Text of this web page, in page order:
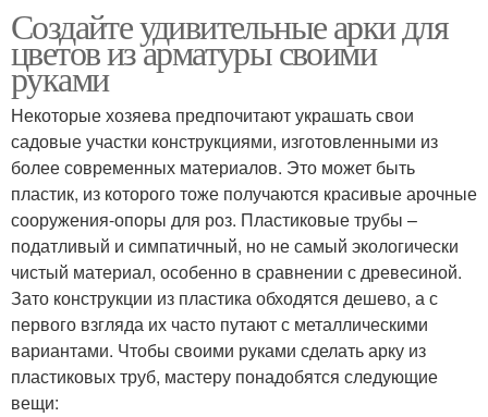
Создайте удивительные арки для
цветов из арматуры своими
руками
Некоторые хозяева предпочитают украшать свои
садовые участки конструкциями, изготовленными из
более современных материалов. Это может быть
пластик, из которого тоже получаются красивые арочные
сооружения-опоры для роз. Пластиковые трубы –
податливый и симпатичный, но не самый экологически
чистый материал, особенно в сравнении с древесиной.
Зато конструкции из пластика обходятся дешево, а с
первого взгляда их часто путают с металлическими
вариантами. Чтобы своими руками сделать арку из
пластиковых труб, мастеру понадобятся следующие
вещи: